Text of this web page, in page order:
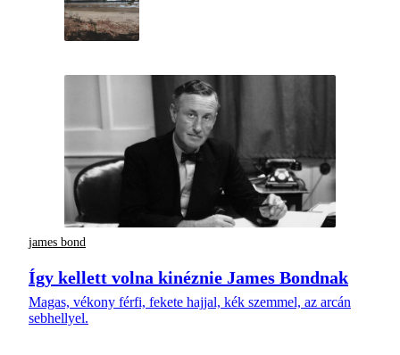
james bond
Így kellett volna kinéznie James Bondnak
Magas, vékony férfi, fekete hajjal, kék szemmel, az arcán
sebhellyel.